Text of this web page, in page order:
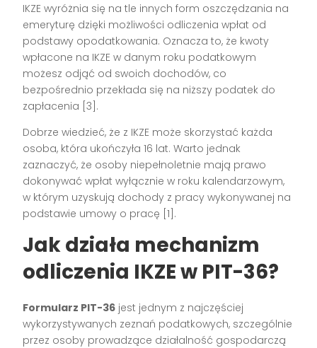
IKZE wyróżnia się na tle innych form oszczędzania na
emeryturę dzięki możliwości odliczenia wpłat od
podstawy opodatkowania. Oznacza to, że kwoty
wpłacone na IKZE w danym roku podatkowym
możesz odjąć od swoich dochodów, co
bezpośrednio przekłada się na niższy podatek do
zapłacenia [3].
Dobrze wiedzieć, że z IKZE może skorzystać każda
osoba, która ukończyła 16 lat. Warto jednak
zaznaczyć, że osoby niepełnoletnie mają prawo
dokonywać wpłat wyłącznie w roku kalendarzowym,
w którym uzyskują dochody z pracy wykonywanej na
podstawie umowy o pracę [1].
Jak działa mechanizm
odliczenia IKZE w PIT-36?
Formularz PIT-36 jest jednym z najczęściej
wykorzystywanych zeznań podatkowych, szczególnie
przez osoby prowadzące działalność gospodarczą